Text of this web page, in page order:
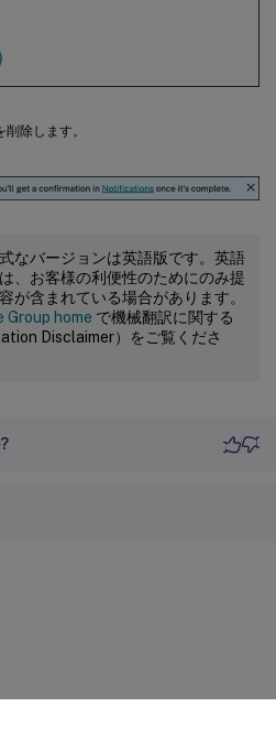
除します。
なバージョンは英語版です。英語
、お客様の利便性のためにのみ提
が含まれている場合があります。
home で機械翻訳に関する
Disclaimer）をご覧くださ